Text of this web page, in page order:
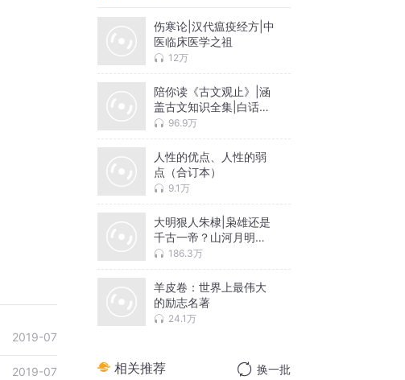
2019-07
2019-07
伤寒论|汉代瘟疫经方|中
医临床医学之祖
12万
陪你读《古文观止》|涵
盖古文知识全集|白话释
意 96.9万
人性的优点、人性的弱
点（合订本）
9.1万
大明狠人朱棣|枭雄还是
千古一帝？山河月明原
型故事186.3万
羊皮卷：世界上最伟大
的励志名著
24.1万
相关推荐 换一批